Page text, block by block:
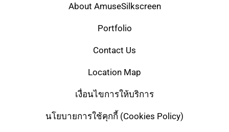
About AmuseSilkscreen
Portfolio
Contact Us
Location Map
เงื่อนไขการให้บริการ
นโยบายการใช้คุกกี้ (Cookies Policy)